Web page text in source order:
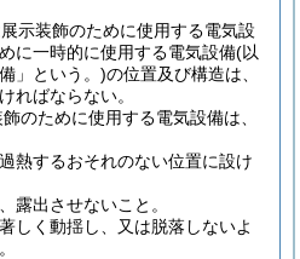
示装飾のために使用する電気設
に一時的に使用する電気設備(以
」という。)の位置及び構造は、
ればならない。
のために使用する電気設備は、
熱するおそれのない位置に設け
露出させないこと。
しく動揺し、又は脱落しないよ